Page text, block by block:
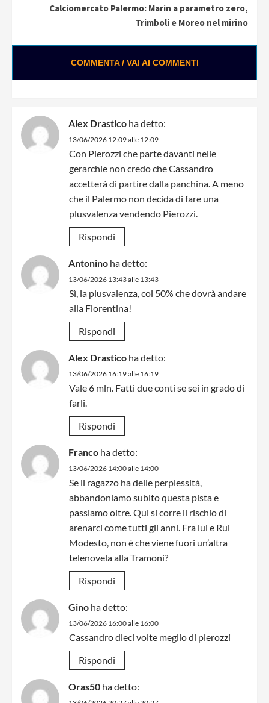
Calciomercato Palermo: Marin a parametro zero,
Trimboli e Moreo nel mirino
COMMENTA / VAI AI COMMENTI
Alex Drastico ha detto:
13/06/2026 12:09 alle 12:09
Con Pierozzi che parte davanti nelle
gerarchie non credo che Cassandro
accetterà di partire dalla panchina. A meno
che il Palermo non decida di fare una
plusvalenza vendendo Pierozzi.
Rispondi
Antonino ha detto:
13/06/2026 13:43 alle 13:43
Sì, la plusvalenza, col 50% che dovrà andare
alla Fiorentina!
Rispondi
Alex Drastico ha detto:
13/06/2026 16:19 alle 16:19
Vale 6 mln. Fatti due conti se sei in grado di
farli.
Rispondi
Franco ha detto:
13/06/2026 14:00 alle 14:00
Se il ragazzo ha delle perplessità,
abbandoniamo subito questa pista e
passiamo oltre. Qui si corre il rischio di
arenarci come tutti gli anni. Fra lui e Rui
Modesto, non è che viene fuori un’altra
telenovela alla Tramoni?
Rispondi
Gino ha detto:
13/06/2026 16:00 alle 16:00
Cassandro dieci volte meglio di pierozzi
Rispondi
Oras50 ha detto: